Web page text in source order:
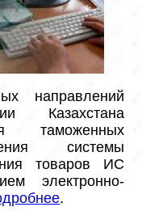
Казахстана
таможенных
системы
товаров ИС
электронно-